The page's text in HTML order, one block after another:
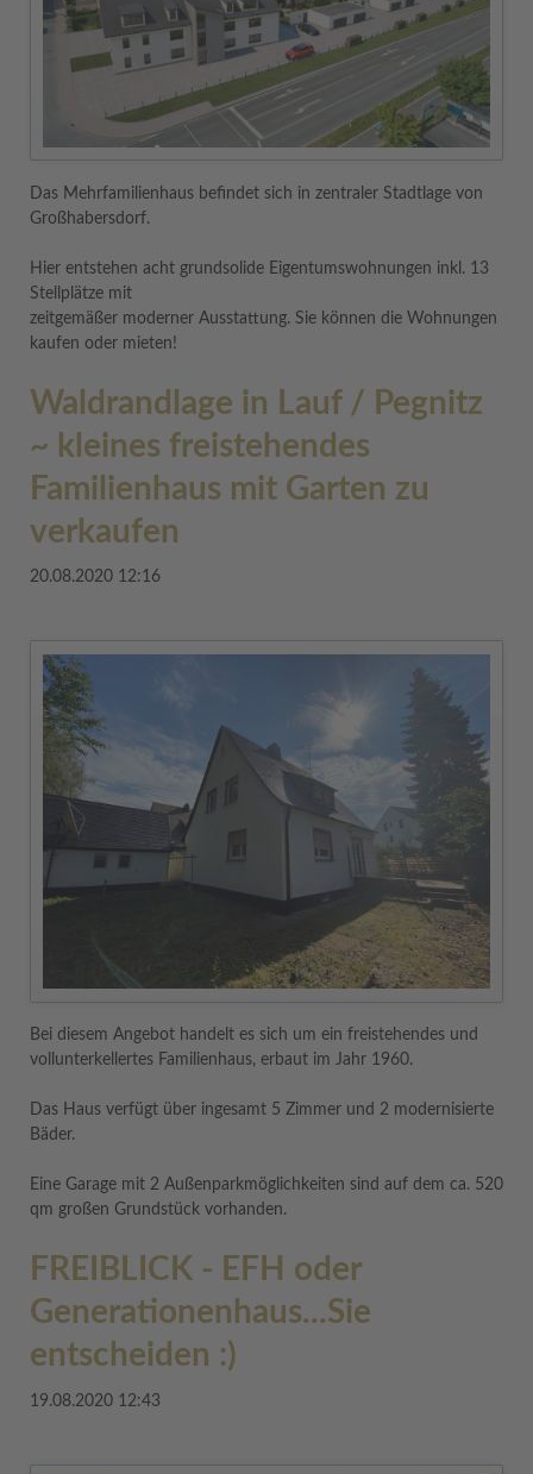
Das Mehrfamilienhaus befindet sich in zentraler Stadtlage von
Großhabersdorf.
Hier entstehen acht grundsolide Eigentumswohnungen inkl. 13
Stellplätze mit
zeitgemäßer moderner Ausstattung. Sie können die Wohnungen
kaufen oder mieten!
Waldrandlage in Lauf / Pegnitz
~ kleines freistehendes
Familienhaus mit Garten zu
verkaufen
20.08.2020 12:16
Bei diesem Angebot handelt es sich um ein freistehendes und
vollunterkellertes Familienhaus, erbaut im Jahr 1960.
Das Haus verfügt über ingesamt 5 Zimmer und 2 modernisierte
Bäder.
Eine Garage mit 2 Außenparkmöglichkeiten sind auf dem ca. 520
qm großen Grundstück vorhanden.
FREIBLICK - EFH oder
Generationenhaus...Sie
entscheiden :)
19.08.2020 12:43